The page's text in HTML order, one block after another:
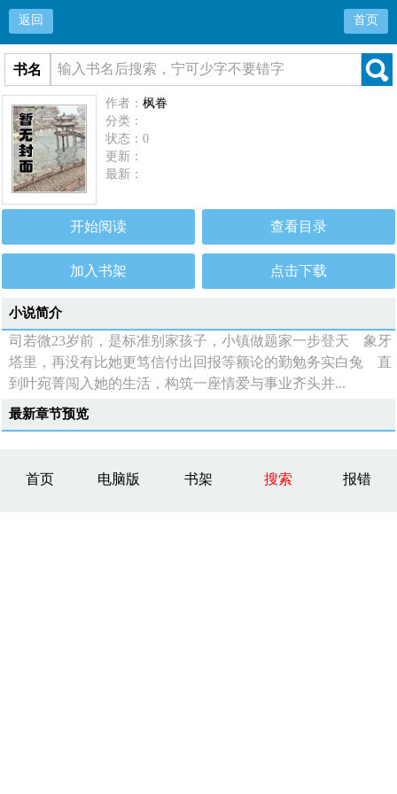
返回 首页
书名
作者：枫眷
分类：
状态：0
更新：
最新：
开始阅读 查看目录
加入书架 点击下载
小说简介
司若微23岁前，是标准别家孩子，小镇做题家一步登天 象牙
塔里，再没有比她更笃信付出回报等额论的勤勉务实白兔 直
到叶宛菁闯入她的生活，构筑一座情爱与事业齐头并...
最新章节预览
首页 电脑版 书架 搜索 报错